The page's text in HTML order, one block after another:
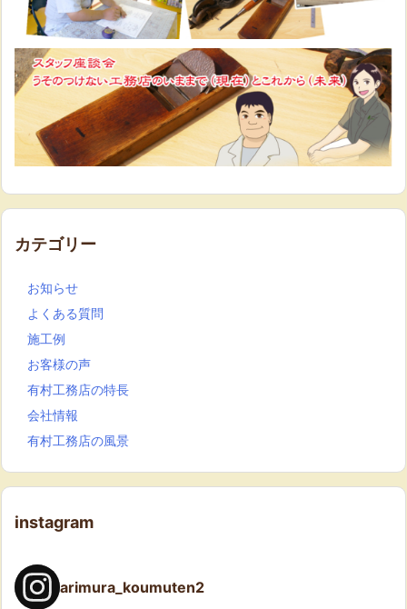
カテゴリー
お知らせ
よくある質問
施工例
お客様の声
有村工務店の特長
会社情報
有村工務店の風景
instagram
arimura_koumuten2